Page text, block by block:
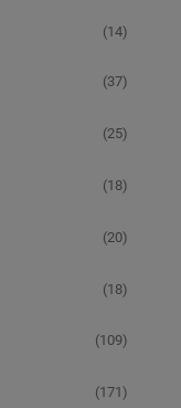
(14)
(37)
(25)
(18)
(20)
(18)
(109)
(171)